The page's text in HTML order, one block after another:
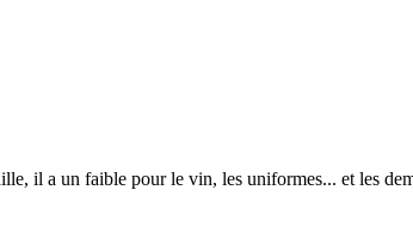
il a un faible pour le vin, les uniformes... et les